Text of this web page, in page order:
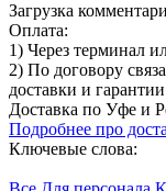
Загрузка
Оплата:
1) Через терминал
2) По договору
доставки и гарантии
Доставка по Уфе и
Подробнее про
Ключевые слова: